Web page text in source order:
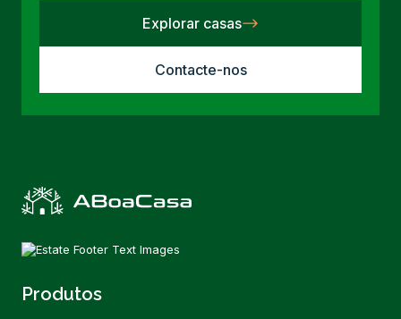
Explorar casas
Contacte-nos
Produtos